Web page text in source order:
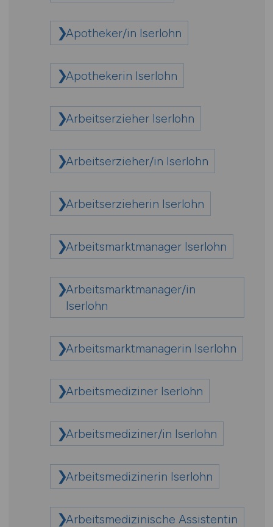
Apotheker/in Iserlohn
Apothekerin Iserlohn
Arbeitserzieher Iserlohn
Arbeitserzieher/in Iserlohn
Arbeitserzieherin Iserlohn
Arbeitsmarktmanager Iserlohn
Arbeitsmarktmanager/in
Iserlohn
Arbeitsmarktmanagerin Iserlohn
Arbeitsmediziner Iserlohn
Arbeitsmediziner/in Iserlohn
Arbeitsmedizinerin Iserlohn
Arbeitsmedizinische Assistentin